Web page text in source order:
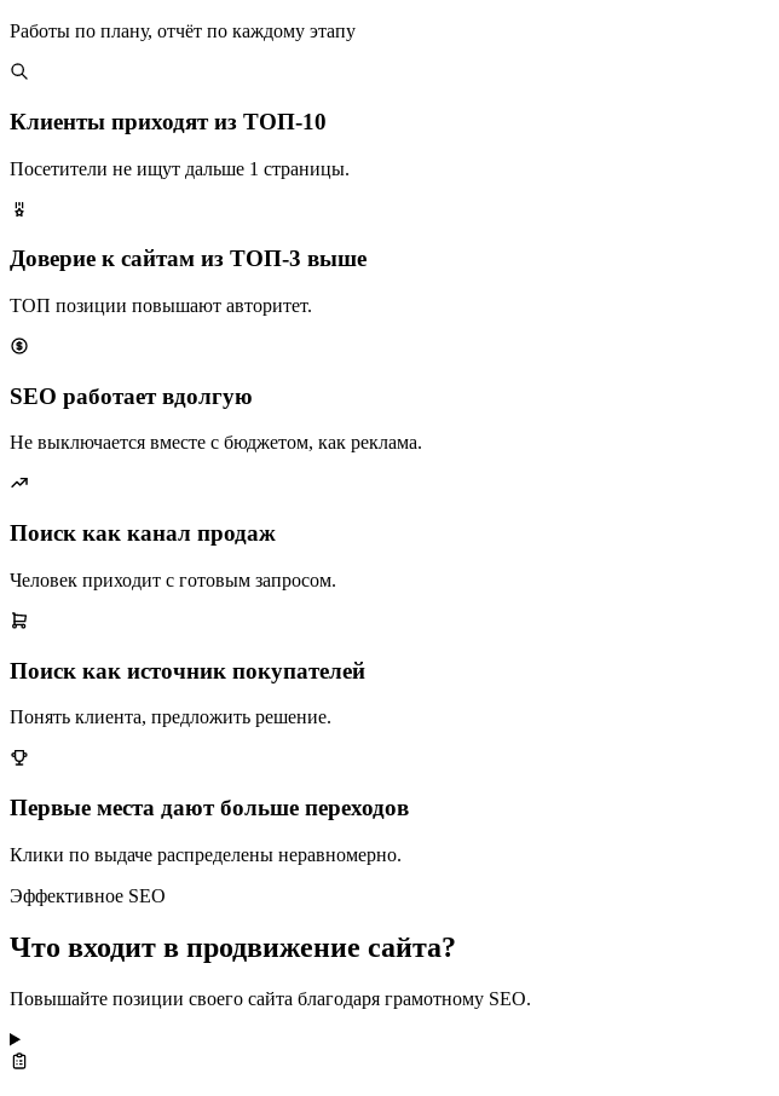
Работы по плану, отчёт по каждому этапу
Клиенты приходят из ТОП-10
Посетители не ищут дальше 1 страницы.
Доверие к сайтам из ТОП-3 выше
ТОП позиции повышают авторитет.
SEO работает вдолгую
Не выключается вместе с бюджетом, как реклама.
Поиск как канал продаж
Человек приходит с готовым запросом.
Поиск как источник покупателей
Понять клиента, предложить решение.
Первые места дают больше переходов
Клики по выдаче распределены неравномерно.
Эффективное SEO
Что входит в продвижение сайта?
Повышайте позиции своего сайта благодаря грамотному SEO.